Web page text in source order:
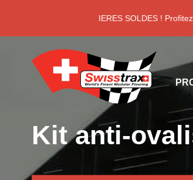
DERNIERES SOLDES ! Profitez
Kit anti-